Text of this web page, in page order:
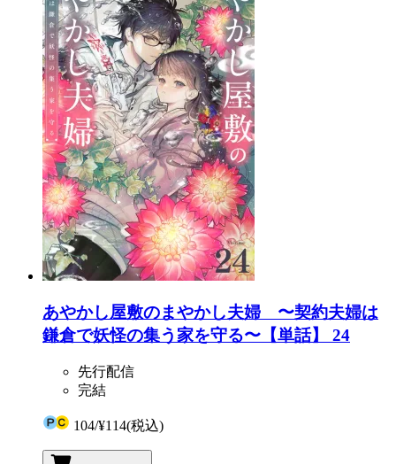
あやかし屋敷のまやかし夫婦 〜契約夫婦は
鎌倉で妖怪の集う家を守る〜【単話】 24
先行配信
完結
104/¥114(税込)